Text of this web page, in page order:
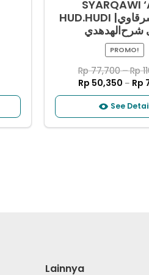
SYARQAWI
HUD.HUDI |ﺣﺎﺷﻴﺔﺍﻟﺸﺮﻗﺎﻭﻱ
ﺷﺮﺡﺍﻟﻬﺪﻫﺪﻱ
PROMO!
Rp77,700–Rp
Rp 50,350 – Rp
See
Lainnya